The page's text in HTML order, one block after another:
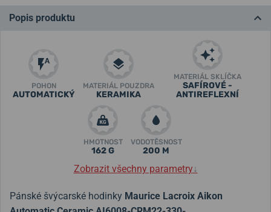
Popis produktu
POHON
AUTOMATICKÝ
MATERIÁL POUZDRA
KERAMIKA
MATERIÁL SKLÍČKA
SAFÍROVÉ -
ANTIREFLEXNÍ
HMOTNOST
162 G
VODOTĚSNOST
200 M
Zobrazit všechny parametry↓
Pánské švýcarské hodinky Maurice Lacroix Aikon